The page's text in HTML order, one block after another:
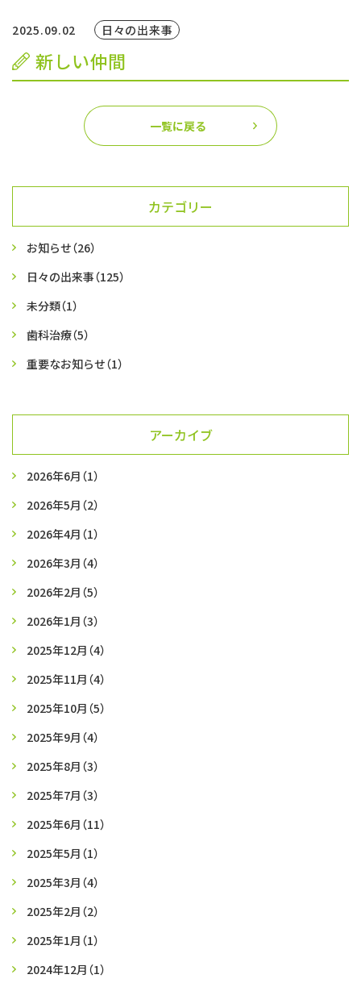
2025.09.02 日々の出来事
新しい仲間
一覧に戻る
カテゴリー
お知らせ（26）
日々の出来事（125）
未分類（1）
歯科治療（5）
重要なお知らせ（1）
アーカイブ
2026年6月 （1）
2026年5月 （2）
2026年4月 （1）
2026年3月 （4）
2026年2月 （5）
2026年1月 （3）
2025年12月 （4）
2025年11月 （4）
2025年10月 （5）
2025年9月 （4）
2025年8月 （3）
2025年7月 （3）
2025年6月 （11）
2025年5月 （1）
2025年3月 （4）
2025年2月 （2）
2025年1月 （1）
2024年12月 （1）